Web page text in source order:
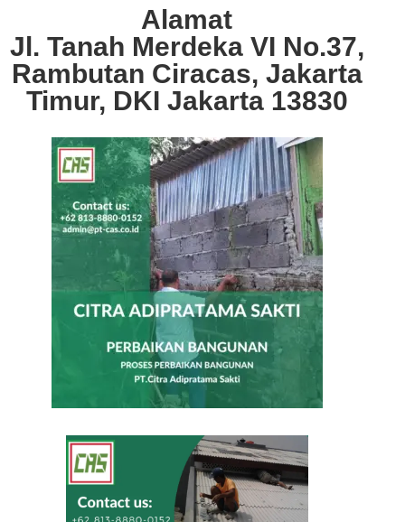
Alamat
Jl. Tanah Merdeka VI No.37,
Rambutan Ciracas, Jakarta
Timur, DKI Jakarta 13830